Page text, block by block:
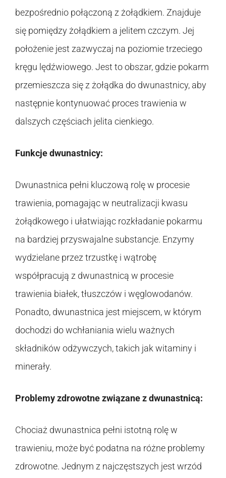
bezpośrednio połączoną z żołądkiem. Znajduje
się pomiędzy żołądkiem a jelitem czczym. Jej
położenie jest zazwyczaj na poziomie trzeciego
kręgu lędźwiowego. Jest to obszar, gdzie pokarm
przemieszcza się z żołądka do dwunastnicy, aby
następnie kontynuować proces trawienia w
dalszych częściach jelita cienkiego.
Funkcje dwunastnicy:
Dwunastnica pełni kluczową rolę w procesie
trawienia, pomagając w neutralizacji kwasu
żołądkowego i ułatwiając rozkładanie pokarmu
na bardziej przyswajalne substancje. Enzymy
wydzielane przez trzustkę i wątrobę
współpracują z dwunastnicą w procesie
trawienia białek, tłuszczów i węglowodanów.
Ponadto, dwunastnica jest miejscem, w którym
dochodzi do wchłaniania wielu ważnych
składników odżywczych, takich jak witaminy i
minerały.
Problemy zdrowotne związane z dwunastnicą:
Chociaż dwunastnica pełni istotną rolę w
trawieniu, może być podatna na różne problemy
zdrowotne. Jednym z najczęstszych jest wrzód